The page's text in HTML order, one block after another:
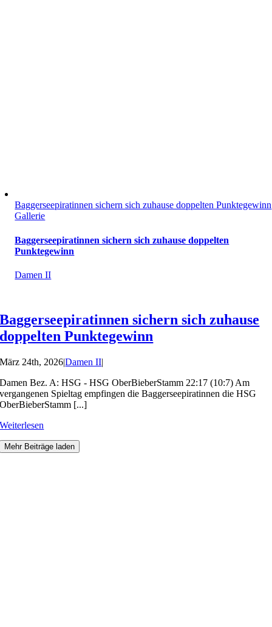
Baggerseepiratinnen sichern sich zuhause doppelten Punktegewinn
Gallerie
Baggerseepiratinnen sichern sich zuhause doppelten
Punktegewinn
Damen II
Baggerseepiratinnen sichern sich zuhause
doppelten Punktegewinn
März 24th, 2026|Damen II|
Damen Bez. A: HSG - HSG OberBieberStamm 22:17 (10:7) Am
vergangenen Spieltag empfingen die Baggerseepiratinnen die HSG
OberBieberStamm [...]
Weiterlesen
Mehr Beiträge laden